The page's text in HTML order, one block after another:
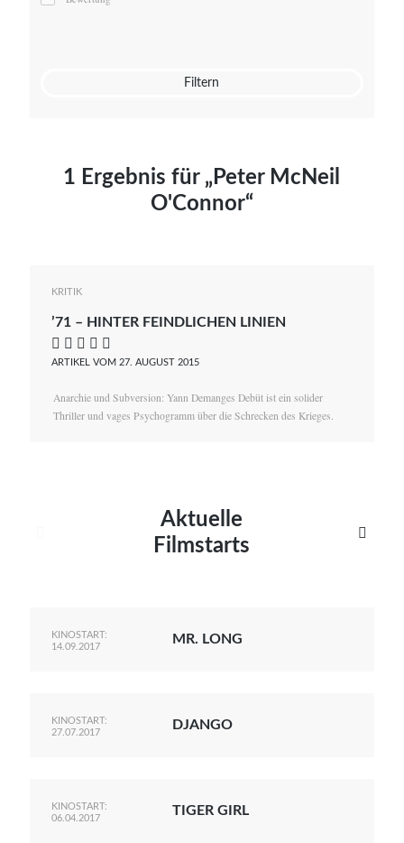
Mato von Vogelstein
Filtern
1 Ergebnis für „Peter McNeil
O'Connor“
KRITIK
’71 – HINTER FEINDLICHEN LINIEN
    
ARTIKEL VOM 27. AUGUST 2015
Anarchie und Subversion: Yann Demanges Debüt ist ein solider
Thriller und vages Psychogramm über die Schrecken des Krieges.
Aktuelle
Filmstarts

KINOSTART:
14.09.2017
MR. LONG
KINOSTART:
27.07.2017
DJANGO
KINOSTART:
06.04.2017
TIGER GIRL